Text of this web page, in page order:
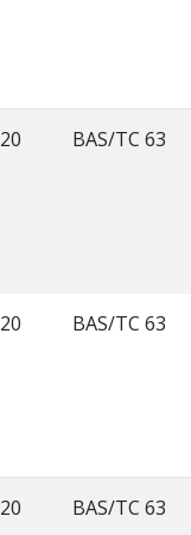
BAS/TC 63
BAS/TC 63
BAS/TC 63